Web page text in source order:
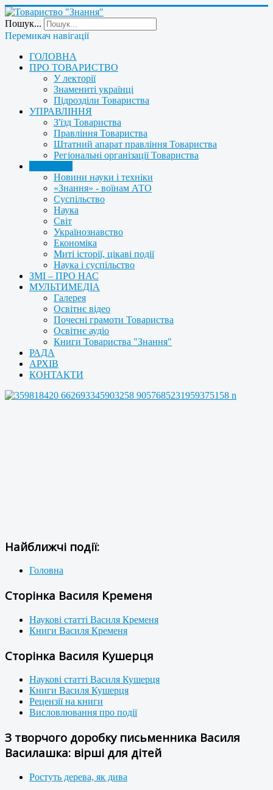
Пошук...
Перемикач навігації
ГОЛОВНА
ПРО ТОВАРИСТВО
У лекторії
Знамениті українці
Підрозділи Товариства
УПРАВЛІННЯ
З'їзд Товариства
Правління Товариства
Штатний апарат правління Товариства
Регіональні організації Товариства
Новини науки і техніки
«Знання» - воїнам АТО
Суспільство
Наука
Світ
Українознавство
Економіка
Миті історії, цікаві події
Наука і суспільство
ЗМІ – ПРО НАС
МУЛЬТИМЕДІА
Галерея
Освітнє відео
Почесні грамоти Товариства
Освітнє аудіо
Книги Товариства "Знання"
РАДА
АРХІВ
КОНТАКТИ
Найближчі події:
Головна
Сторінка Василя Кременя
Наукові статті Василя Кременя
Книги Василя Кременя
Сторінка Василя Кушерця
Наукові статті Василя Кушерця
Книги Василя Кушерця
Рецензії на книги
Висловлювання про події
З творчого доробку письменника Василя
Василашка: вірші для дітей
Ростуть дерева, як дива